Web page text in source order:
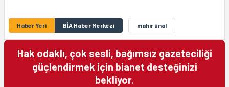
Haber Yeri BİA Haber Merkezi mahir ünal
Hak odaklı, çok sesli, bağımsız gazeteciliği
güçlendirmek için bianet desteğinizi
bekliyor.